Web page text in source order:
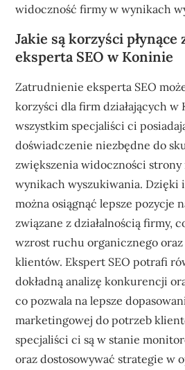
widoczność firmy w wynikach
Jakie są korzyści
eksperta SEO w Koninie
Zatrudnienie eksperta SEO
korzyści dla firm działających w
wszystkim specjaliści ci
doświadczenie niezbędne do
zwiększenia widoczności
wynikach wyszukiwania. Dzięki
można osiągnąć lepsze pozycje
związane z działalnością firmy,
wzrost ruchu organicznego
klientów. Ekspert SEO potrafi
dokładną analizę konkurencji
co pozwala na lepsze
marketingowej do potrzeb
specjaliści ci są w stanie
oraz dostosowywać strategie w